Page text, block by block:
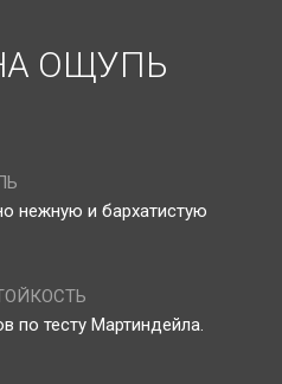
ОЩУПЬ
нежную и бархатистую
по тесту Мартиндейла.